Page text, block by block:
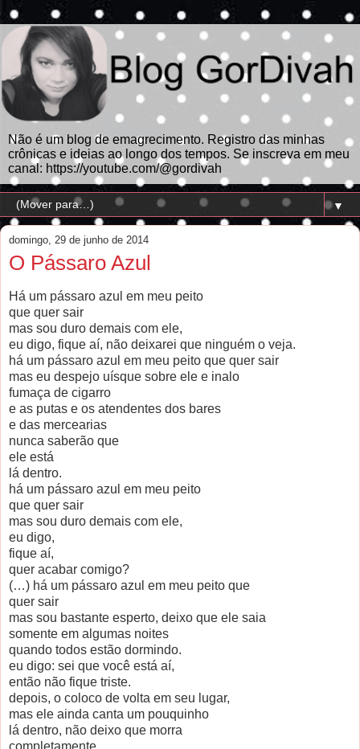
Não é um blog de emagrecimento. Registro das minhas
crônicas e ideias ao longo dos tempos. Se inscreva em meu
canal: https://youtube.com/@gordivah
▼
domingo, 29 de junho de 2014
O Pássaro Azul
Há um pássaro azul em meu peito
que quer sair
mas sou duro demais com ele,
eu digo, fique aí, não deixarei que ninguém o veja.
há um pássaro azul em meu peito que quer sair
mas eu despejo uísque sobre ele e inalo
fumaça de cigarro
e as putas e os atendentes dos bares
e das mercearias
nunca saberão que
ele está
lá dentro.
há um pássaro azul em meu peito
que quer sair
mas sou duro demais com ele,
eu digo,
fique aí,
quer acabar comigo?
(…) há um pássaro azul em meu peito que
quer sair
mas sou bastante esperto, deixo que ele saia
somente em algumas noites
quando todos estão dormindo.
eu digo: sei que você está aí,
então não fique triste.
depois, o coloco de volta em seu lugar,
mas ele ainda canta um pouquinho
lá dentro, não deixo que morra